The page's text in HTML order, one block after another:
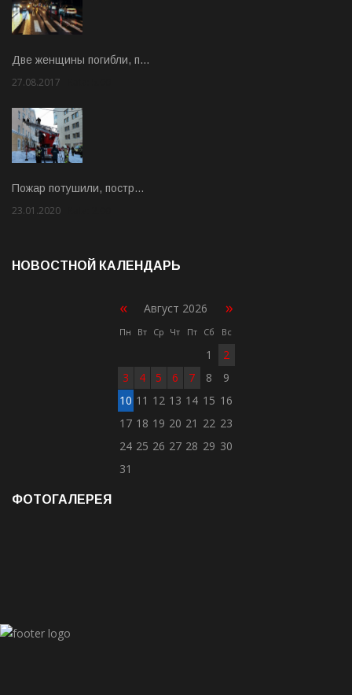
Две женщины погибли, п…
27.08.2017
Пожар потушили, постр…
23.01.2020
НОВОСТНОЙ КАЛЕНДАРЬ
« Август 2026 »
Пн Вт Ср Чт Пт Сб Вс
1
2
3
4 5 6 7 8
9
10 11 12 13 14 15 16
17 18 19 20 21 22 23
24 25 26 27 28 29 30
31
ФОТОГАЛЕРЕЯ